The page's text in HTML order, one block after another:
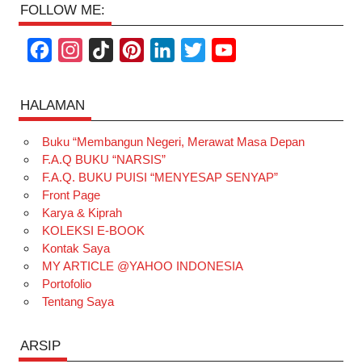
FOLLOW ME:
c
e
b
o
o
k
s
t
a
g
r
a
m
T
o
k
t
e
r
k
e
d
t
t
e
T
u
b
HALAMAN
Buku “Membangun Negeri, Merawat Masa Depan
F.A.Q BUKU “NARSIS”
F.A.Q. BUKU PUISI “MENYESAP SENYAP”
Front Page
Karya & Kiprah
KOLEKSI E-BOOK
Kontak Saya
MY ARTICLE @YAHOO INDONESIA
Portofolio
Tentang Saya
ARSIP